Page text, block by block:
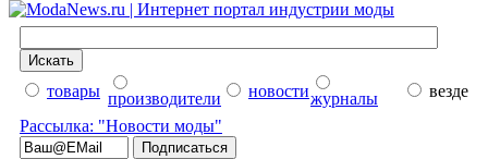
товары производители новостижурналы
везде
Рассылка: "Новости моды"